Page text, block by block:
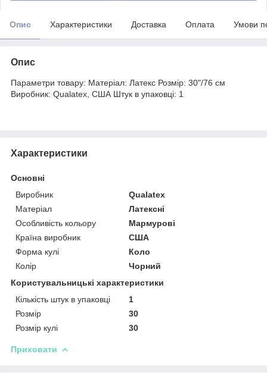
Опис Характеристики Доставка Оплата Умови
Опис
Параметри товару: Матеріал: Латекс Розмір: 30"/76 см
Виробник: Qualatex, США Штук в упаковці: 1
Характеристики
Основні
Виробник
Qualatex
Матеріал
Латексні
Особливість кольору
Мармурові
Країна виробник
США
Форма кулі
Коло
Колір
Чорний
Користувальницькі характеристики
Кількість штук в упаковці
1
Розмір
30
Розмір кулі
30
Приховати